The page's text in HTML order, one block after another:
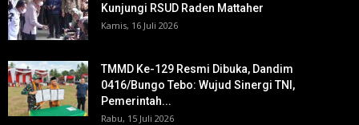
Kunjungi RSUD Raden Mattaher
Kamis, 16 Juli 2026
TMMD Ke-129 Resmi Dibuka, Dandim
0416/Bungo Tebo: Wujud Sinergi TNI,
Pemerintah...
Rabu, 15 Juli 2026